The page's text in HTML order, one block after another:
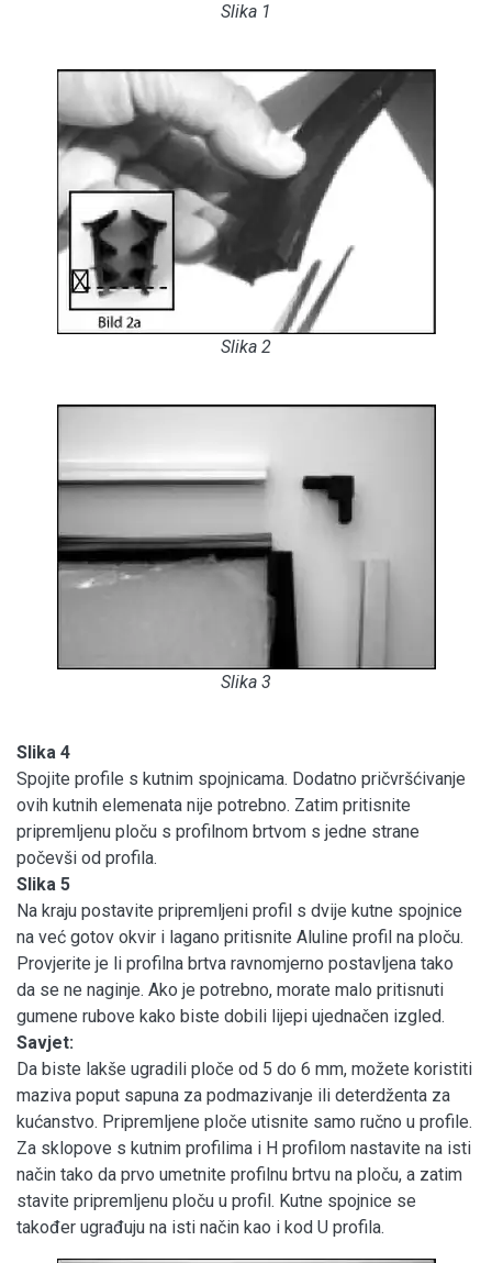
Slika 1
Slika 2
Slika 3
Slika 4
Spojite profile s kutnim spojnicama. Dodatno pričvršćivanje
ovih kutnih elemenata nije potrebno. Zatim pritisnite
pripremljenu ploču s profilnom brtvom s jedne strane
počevši od profila.
Slika 5
Na kraju postavite pripremljeni profil s dvije kutne spojnice
na već gotov okvir i lagano pritisnite Aluline profil na ploču.
Provjerite je li profilna brtva ravnomjerno postavljena tako
da se ne naginje. Ako je potrebno, morate malo pritisnuti
gumene rubove kako biste dobili lijepi ujednačen izgled.
Savjet:
Da biste lakše ugradili ploče od 5 do 6 mm, možete koristiti
maziva poput sapuna za podmazivanje ili deterdženta za
kućanstvo. Pripremljene ploče utisnite samo ručno u profile.
Za sklopove s kutnim profilima i H profilom nastavite na isti
način tako da prvo umetnite profilnu brtvu na ploču, a zatim
stavite pripremljenu ploču u profil. Kutne spojnice se
također ugrađuju na isti način kao i kod U profila.